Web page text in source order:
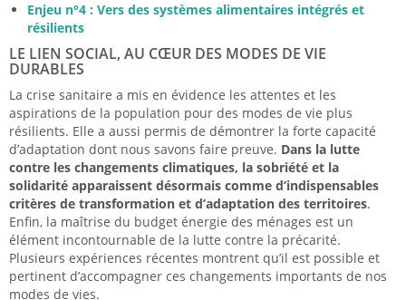
Enjeu n°4 : Vers des systèmes alimentaires intégrés et
résilients
LE LIEN SOCIAL, AU CŒUR DES MODES DE VIE
DURABLES
La crise sanitaire a mis en évidence les attentes et les
aspirations de la population pour des modes de vie plus
résilients. Elle a aussi permis de démontrer la forte capacité
d’adaptation dont nous savons faire preuve. Dans la lutte
contre les changements climatiques, la sobriété et la
solidarité apparaissent désormais comme d’indispensables
critères de transformation et d’adaptation des territoires.
Enfin, la maîtrise du budget énergie des ménages est un
élément incontournable de la lutte contre la précarité.
Plusieurs expériences récentes montrent qu’il est possible et
pertinent d’accompagner ces changements importants de nos
modes de vies.